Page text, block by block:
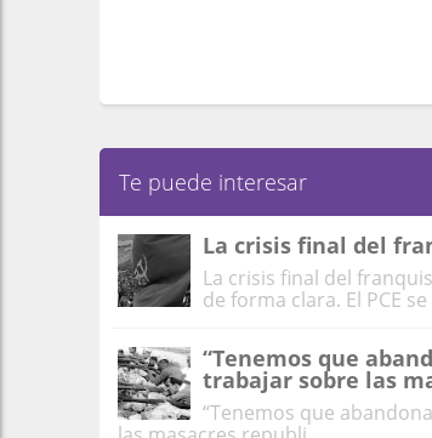
Te puede interesar
La crisis final del
La crisis final del
de forma clara. El PCE
“Tenemos que
trabajar sobre las
“Tenemos que